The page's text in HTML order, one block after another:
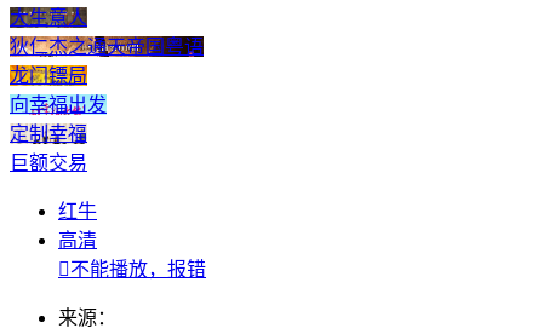
大生意人
狄仁杰之通天帝国粤语
龙门镖局
向幸福出发
定制幸福
巨额交易
红牛
高清
不能播放，报错
来源：